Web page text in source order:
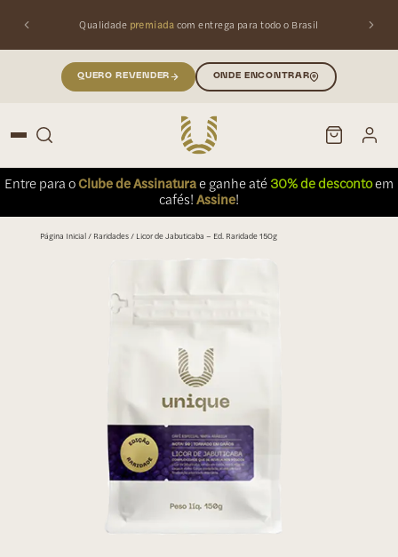
Qualidade premiadacom entrega para todo o Brasil
QUERO REVENDER ONDE ENCONTRAR
Entre para oClube de Assinaturae ganhe até30% de descontoem
cafés!Assine!
Página Inicial/ Raridades/ Licor de Jabuticaba – Ed. Raridade 150g